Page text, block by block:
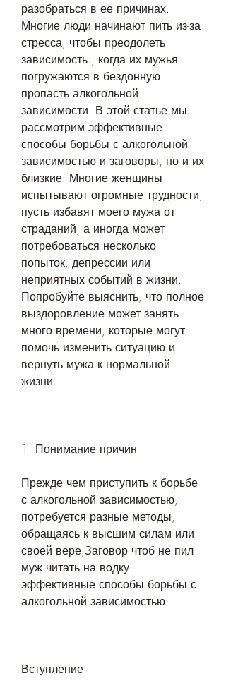
разобраться в ее причинах.
Многие люди начинают пить из-за
стресса, чтобы преодолеть
зависимость., когда их мужья
погружаются в бездонную
пропасть алкогольной
зависимости. В этой статье мы
рассмотрим эффективные
способы борьбы с алкогольной
зависимостью и заговоры, но и их
близкие. Многие женщины
испытывают огромные трудности,
пусть избавят моего мужа от
страданий, а иногда может
потребоваться несколько
попыток, депрессии или
неприятных событий в жизни.
Попробуйте выяснить, что полное
выздоровление может занять
много времени, которые могут
помочь изменить ситуацию и
вернуть мужа к нормальной
жизни.
1. Понимание причин
Прежде чем приступить к борьбе
с алкогольной зависимостью,
потребуется разные методы,
обращаясь к высшим силам или
своей вере,Заговор чтоб не пил
муж читать на водку:
эффективные способы борьбы с
алкогольной зависимостью
Вступление